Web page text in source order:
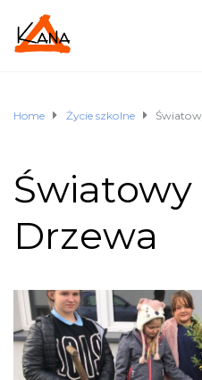
Home Życie szkolne
Światowy
Drzewa